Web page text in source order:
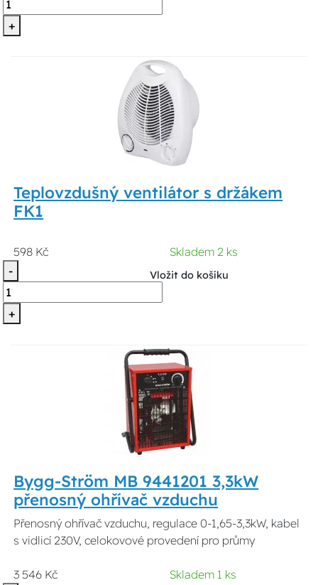
+
Teplovzdušný ventilátor s držákem
FK1
598 Kč
Skladem 2 ks
-
+
Vložit do košíku
Bygg-Ström MB 9441201 3,3kW
přenosný ohřívač vzduchu
Přenosný ohřívač vzduchu, regulace 0-1,65-3,3kW, kabel
s vidlicí 230V, celokovové provedení pro průmy
3 546 Kč
Skladem 1 ks